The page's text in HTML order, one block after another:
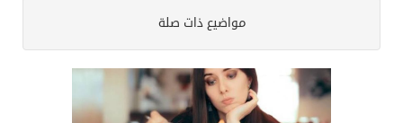
مواضيع ذات صلة